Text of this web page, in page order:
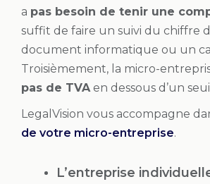
a pas besoin de tenir une
suffit de faire un suivi du chiffre
document informatique ou un
Troisièmement, la micro-
pas de TVA en dessous d’un
LegalVision vous accompagne
de votre micro-entreprise.
L’entreprise